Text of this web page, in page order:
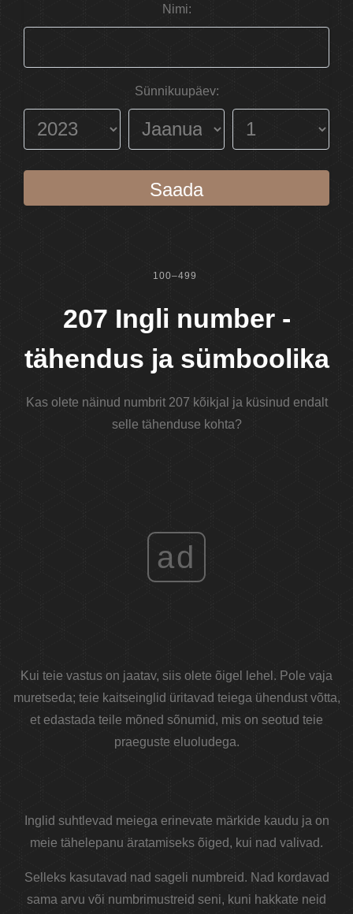
Nimi:
Sünnikuupäev:
Saada
100–499
207 Ingli number -
tähendus ja sümboolika
Kas olete näinud numbrit 207 kõikjal ja küsinud endalt
selle tähenduse kohta?
ad
Kui teie vastus on jaatav, siis olete õigel lehel. Pole vaja
muretseda; teie kaitseinglid üritavad teiega ühendust võtta,
et edastada teile mõned sõnumid, mis on seotud teie
praeguste eluoludega.
Inglid suhtlevad meiega erinevate märkide kaudu ja on
meie tähelepanu äratamiseks õiged, kui nad valivad.
Selleks kasutavad nad sageli numbreid. Nad kordavad
sama arvu või numbrimustreid seni, kuni hakkate neid